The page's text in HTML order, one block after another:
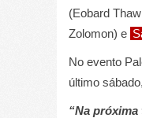
(Eobard
Zolomon) e
No evento
último
“Na